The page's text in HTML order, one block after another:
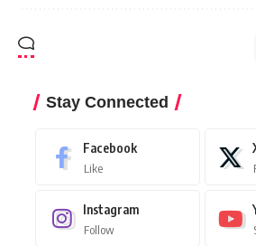
Stay Connected
Facebook
Like
Instagram
Follow